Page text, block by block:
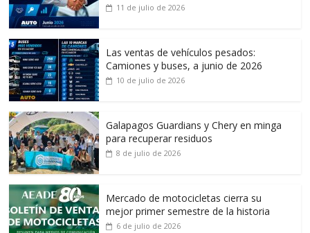
11 de julio de 2026
Las ventas de vehículos pesados:
Camiones y buses, a junio de 2026
10 de julio de 2026
Galapagos Guardians y Chery en minga
para recuperar residuos
8 de julio de 2026
Mercado de motocicletas cierra su
mejor primer semestre de la historia
6 de julio de 2026